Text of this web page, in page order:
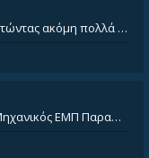
Έχοντας φτάσει πια 8ο έτος , χρωστώντας ακόμη πολλά και χωρίς καμία όρεξη ούτε να διαβάσω μόνος μου ούτε να παρακολουθήσ
Υποψήφιος Διδάκτορας, Χημικός Μηχανικός ΕΜΠ Παραδίδω ιδιαίτερα μαθήματα μέσης και ανώτατης εκπαίδευσης σε θετικές και τε